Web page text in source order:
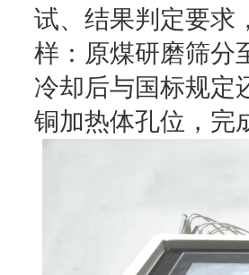
试、结果判定要求
样：原煤研磨筛分
冷却后与国标规定
铜加热体孔位，完